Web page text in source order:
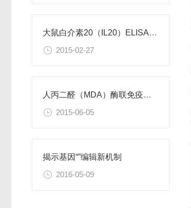
大鼠白介素20（IL20）ELISA试剂盒
2015-02-27
人丙二醛（MDA）酶联免疫分析试剂盒使用说明书
2015-06-05
揭示基因“”编辑新机制
2016-05-09